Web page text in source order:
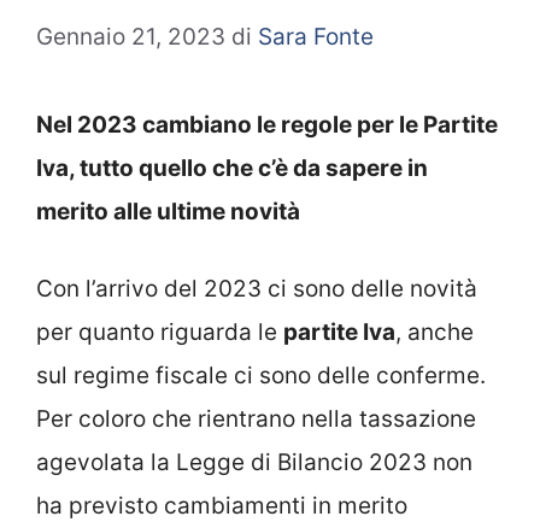
Gennaio 21, 2023 di Sara Fonte
Nel 2023 cambiano le regole per le Partite
Iva, tutto quello che c’è da sapere in
merito alle ultime novità
Con l’arrivo del 2023 ci sono delle novità
per quanto riguarda le partite Iva, anche
sul regime fiscale ci sono delle conferme.
Per coloro che rientrano nella tassazione
agevolata la Legge di Bilancio 2023 non
ha previsto cambiamenti in merito